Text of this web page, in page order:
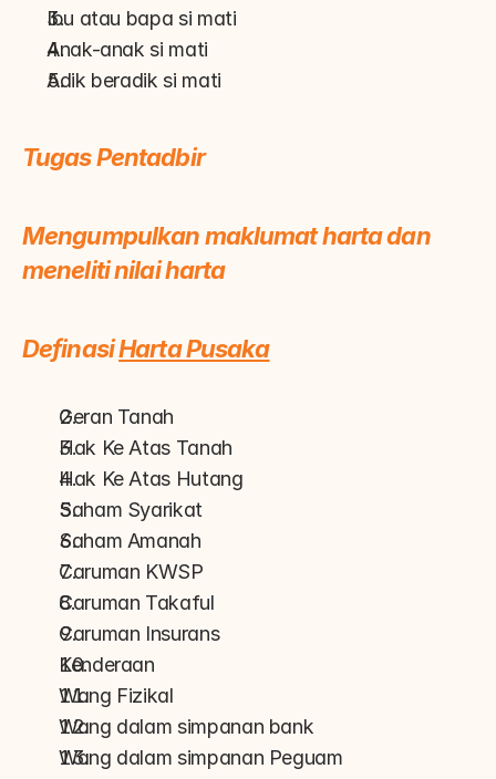
Ibu atau bapa si mati
Anak-anak si mati
Adik beradik si mati
Tugas Pentadbir
Mengumpulkan maklumat harta dan
meneliti nilai harta
Definasi Harta Pusaka
Geran Tanah
Hak Ke Atas Tanah
Hak Ke Atas Hutang
Saham Syarikat
Saham Amanah
Caruman KWSP
Caruman Takaful
Caruman Insurans
Kenderaan
Wang Fizikal
Wang dalam simpanan bank
Wang dalam simpanan Peguam